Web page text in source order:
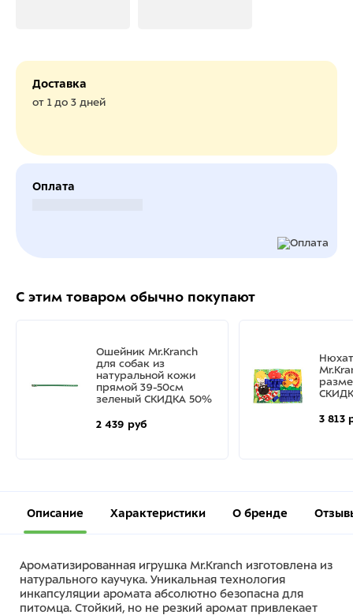
Доставка
от 1 до 3 дней
Оплата
С этим товаром обычно покупают
Ошейник Mr.Kranch
для собак из
натуральной кожи
прямой 39-50см
зеленый СКИДКА 50%
2 439 руб 3 813
Описание Характеристики О бренде
Ароматизированная игрушка Mr.Kranch изготовлена из
натурального каучука. Уникальная технология
инкапсуляции аромата абсолютно безопасна для
питомца. Стойкий, но не резкий аромат привлекает